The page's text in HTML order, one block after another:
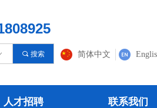
人才招聘 联系我们
简体中文
끠 搜索